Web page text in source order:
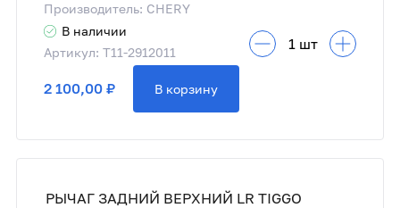
Производитель: CHERY
В наличии
Артикул: T11-2912011
2 100,00 ₽ В корзину
РЫЧАГ ЗАДНИЙ ВЕРХНИЙ LR TIGGO